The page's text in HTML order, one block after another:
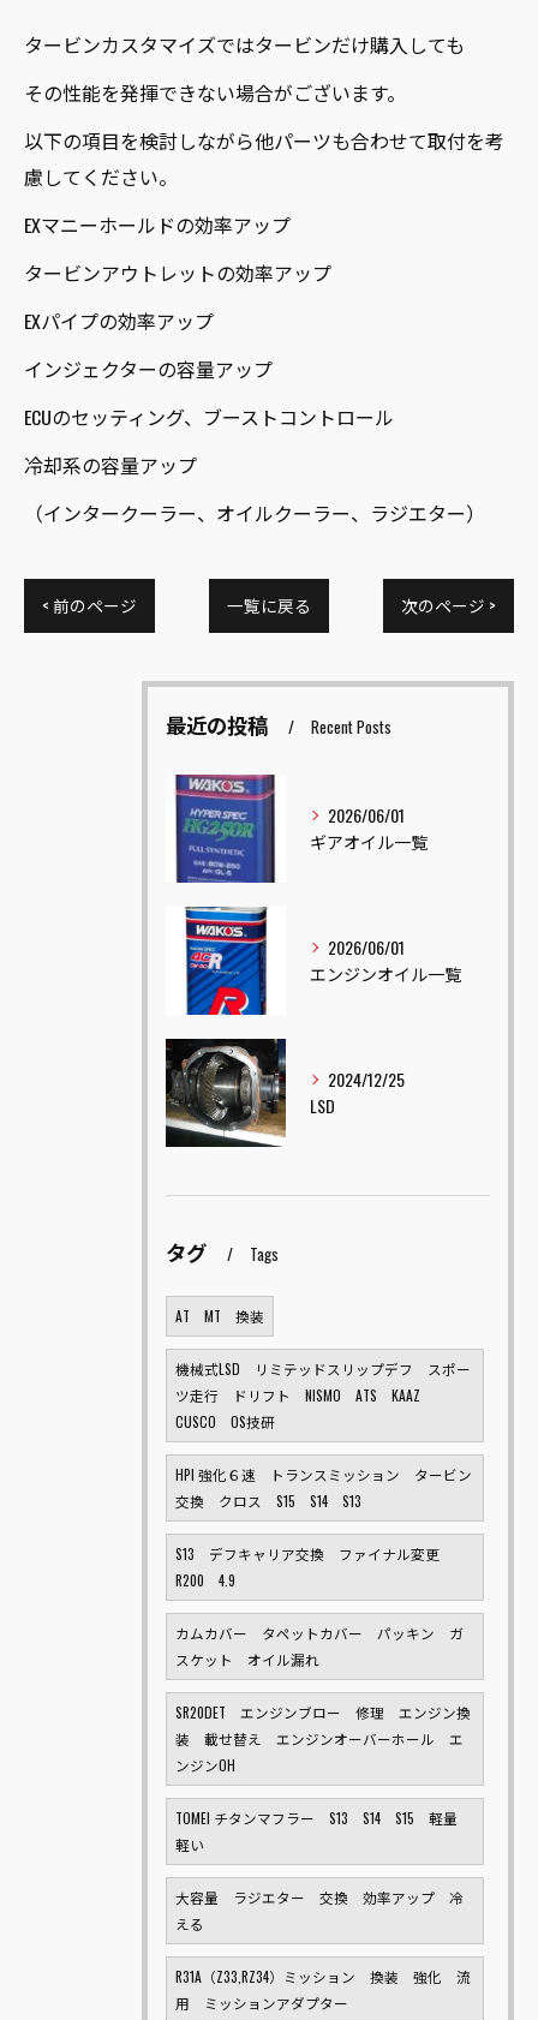
タービンカスタマイズではタービンだけ購入しても
その性能を発揮できない場合がございます。
以下の項目を検討しながら他パーツも合わせて取付を考
慮してください。
EXマニーホールドの効率アップ
タービンアウトレットの効率アップ
EXパイプの効率アップ
インジェクターの容量アップ
ECUのセッティング、ブーストコントロール
冷却系の容量アップ
（インタークーラー、オイルクーラー、ラジエター）
< 前のページ 一覧に戻る 次のページ >
最近の投稿 Recent Posts
2026/06/01
ギアオイル一覧
2026/06/01
エンジンオイル一覧
2024/12/25
LSD
タグ Tags
AT MT 換装
機械式LSD リミテッドスリップデフ スポー
ツ走行 ドリフト NISMO ATS KAAZ
CUSCO OS技研
HPI 強化６速 トランスミッション タービン
交換 クロス S15 S14 S13
S13 デフキャリア交換 ファイナル変更
R200 4.9
カムカバー タペットカバー パッキン ガ
スケット オイル漏れ
SR20DET エンジンブロー 修理 エンジン換
装 載せ替え エンジンオーバーホール エ
ンジンOH
TOMEI チタンマフラー S13 S14 S15 軽量
軽い
大容量 ラジエター 交換 効率アップ 冷
える
R31A（Z33,RZ34）ミッション 換装 強化 流
用 ミッションアダプター